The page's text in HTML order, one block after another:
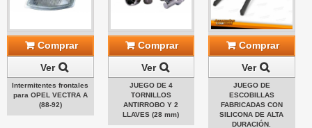
Comprar
Ver
Intermitentes frontales
para OPEL VECTRA A
(88-92)
Comprar
Ver
JUEGO DE 4
TORNILLOS
ANTIRROBO Y 2
LLAVES (28 mm)
Comprar
Ver
JUEGO DE
ESCOBILLAS
FABRICADAS CON
SILICONA DE ALTA
DURACIÓN.